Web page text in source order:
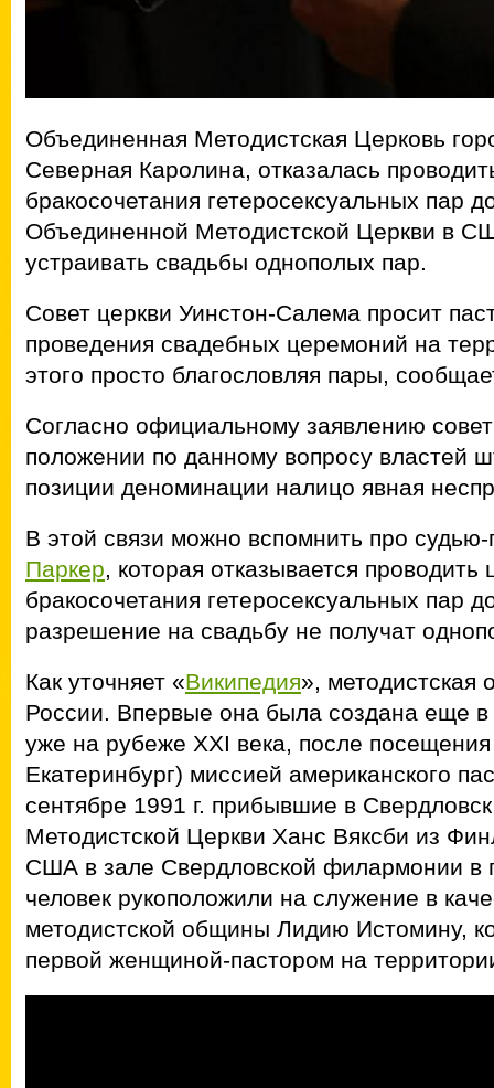
Объединенная Методистская Церковь
Северная Каролина, отказалась
бракосочетания гетеросексуальных пар
Объединенной Методистской Церкви в
устраивать свадьбы однополых пар.
Совет церкви Уинстон-Салема просит
проведения свадебных церемоний на
этого просто благословляя пары,
Согласно официальному заявлению
положении по данному вопросу властей
позиции деноминации налицо явная
В этой связи можно вспомнить про
Паркер, которая отказывается проводить
бракосочетания гетеросексуальных пар
разрешение на свадьбу не получат
Как уточняет «Википедия», методистская
России. Впервые она была создана еще
уже на рубеже XXI века, после
Екатеринбург) миссией американского
сентябре 1991 г. прибывшие в
Методистской Церкви Ханс Вяксби из
США в зале Свердловской филармонии в
человек рукоположили на служение в
методистской общины Лидию Истомину,
первой женщиной-пастором на